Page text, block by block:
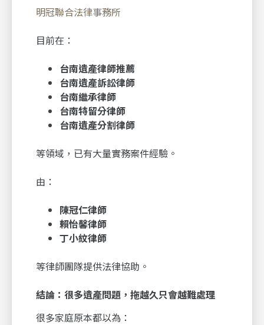
明冠聯合法律事務所
目前在：
台南遺產律師推薦
台南遺產訴訟律師
台南繼承律師
台南特留分律師
台南遺產分割律師
等領域，已有大量實務案件經驗。
由：
陳冠仁律師
賴怡馨律師
丁小紋律師
等律師團隊提供法律協助。
結論：很多遺產問題，拖越久只會越難處理
很多家庭原本都以為：